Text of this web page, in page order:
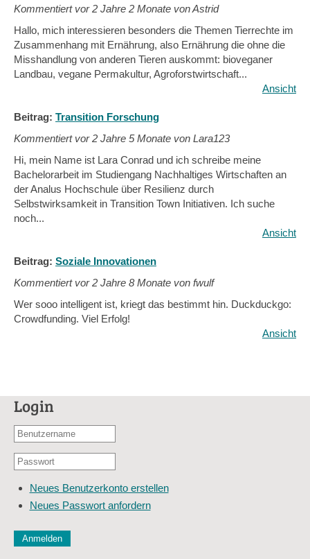
Kommentiert vor2 Jahre 2 Monate von Astrid
Hallo, mich interessieren besonders die Themen Tierrechte im
Zusammenhang mit Ernährung, also Ernährung die ohne die
Misshandlung von anderen Tieren auskommt: bioveganer
Landbau, vegane Permakultur, Agroforstwirtschaft...
Ansicht
Beitrag: Transition Forschung
Kommentiert vor2 Jahre 5 Monate von Lara123
Hi, mein Name ist Lara Conrad und ich schreibe meine
Bachelorarbeit im Studiengang Nachhaltiges Wirtschaften an
der Analus Hochschule über Resilienz durch
Selbstwirksamkeit in Transition Town Initiativen. Ich suche
noch...
Ansicht
Beitrag: Soziale Innovationen
Kommentiert vor2 Jahre 8 Monate von fwulf
Wer sooo intelligent ist, kriegt das bestimmt hin. Duckduckgo:
Crowdfunding. Viel Erfolg!
Ansicht
Login
Benutzername
E-
Adresse
Passwort
Neues Benutzerkonto erstellen
Neues Passwort anfordern
Diese Sicherheitsfrage überprüft, ob Sie ein menschlicher